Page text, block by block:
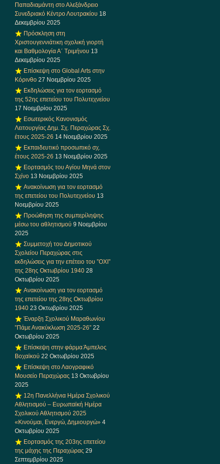
Παπαδιαμάντη στο Αλεξάνδρειο
Συνεδριακό Κέντρο Λουτρακίου 18
Δεκεμβρίου 2025
Πρόσκληση στη
Χριστουγεννιάτικη σχολική γιορτή
και Βαθμολογία Α΄ Τριμήνου 13
Δεκεμβρίου 2025
Επίσκεψη στο Global Arts στην
Κόρινθο 27 Νοεμβρίου 2025
Εκδηλώσεις για τον εορτασμό
της 52ης επετείου του Πολυτεχνείου
17 Νοεμβρίου 2025
Εσωτερικός Κανονισμός
Λειτουργίας Δημ. Σχ. Περαχώρας Σχ.
έτους 2025-26 14 Νοεμβρίου 2025
Εκπαιδευτικό προσωπικό σχ.
έτους 2025-26 13 Νοεμβρίου 2025
Εορτασμός του Αγίου Μηνά στον
Σχίνο 13 Νοεμβρίου 2025
Ανακοίνωση για τον εορτασμό
της επετείου του Πολυτεχνείου 13
Νοεμβρίου 2025
Προώθηση της συμπερίληψης
μέσω του αθλητισμού 9 Νοεμβρίου
2025
Συμμετοχή του Δημοτικού
Σχολείου Περαχώρας στις
εκδηλώσεις για την επέτειο του ”ΟΧΙ”
της 28ης Οκτωβρίου 1940 28
Οκτωβρίου 2025
Ανακοίνωση για τον εορτασμό
της επετείου της 28ης Οκτωβρίου
1940 23 Οκτωβρίου 2025
Έναρξη Σχολικού Μαραθωνίου
”Πάμε Ανακύκλωση 2025-26” 22
Οκτωβρίου 2025
Επίσκεψη στην φάρμα Άμπελος
Βοχαϊκού 22 Οκτωβρίου 2025
Επίσκεψη στο Λαογραφικό
Μουσείο Περαχώρας 13 Οκτωβρίου
2025
12η Πανελλήνια Ημέρα Σχολικού
Αθλητισμού – Ευρωπαϊκή Ημέρα
Σχολικού Αθλητισμού 2025
«Κινούμαι, Ενεργώ, Δημιουργώ» 4
Οκτωβρίου 2025
Εορτασμός της 203ης επετείου
της μάχης της Περαχώρας 29
Σεπτεμβρίου 2025